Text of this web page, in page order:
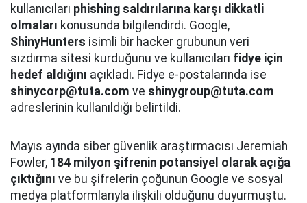
kullanıcıları phishing saldırılarına karşı dikkatli
olmaları konusunda bilgilendirdi. Google,
ShinyHunters isimli bir hacker grubunun veri
sızdırma sitesi kurduğunu ve kullanıcıları fidye için
hedef aldığını açıkladı. Fidye e-postalarında ise
shinycorp@tuta.com ve shinygroup@tuta.com
adreslerinin kullanıldığı belirtildi.
Mayıs ayında siber güvenlik araştırmacısı Jeremiah
Fowler, 184 milyon şifrenin potansiyel olarak açığa
çıktığını ve bu şifrelerin çoğunun Google ve sosyal
medya platformlarıyla ilişkili olduğunu duyurmuştu.